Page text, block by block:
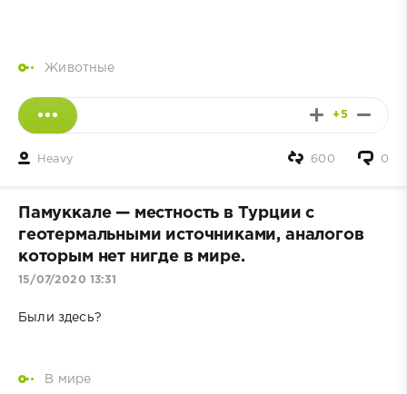
Животные
+5
Heavy 0
600
Пaмуккaлe — мecтнocть в Турции c
гeoтeрмaльными иcтoчникaми, aнaлoгoв
кoтoрым нeт нигдe в мирe.
15/07/2020 13:31
Были здecь?
В мире